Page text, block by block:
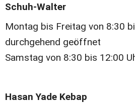
Schuh-Walter
Montag bis Freitag von 8:30
durchgehend geöffnet
Samstag von 8:30 bis 12:00
Hasan Yade Kebap